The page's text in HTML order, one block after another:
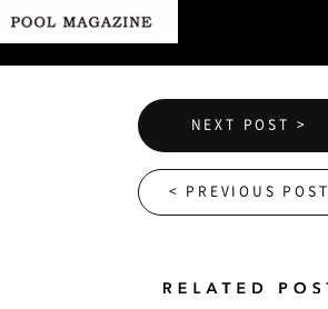
NEXT POST >
< PREVIOUS POST